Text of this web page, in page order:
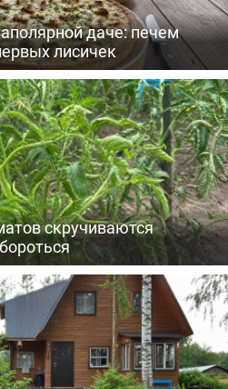
даче: печем
лисичек
скручиваются